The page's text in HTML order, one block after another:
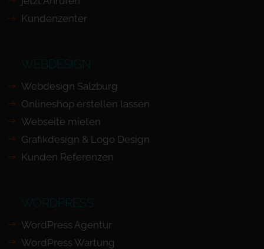
Kundenzenter
WEBDESIGN
Webdesign Salzburg
Onlineshop erstellen lassen
Webseite mieten
Grafikdesign & Logo Design
Kunden Referenzen
WORDPRESS
WordPress Agentur
WordPress Wartung